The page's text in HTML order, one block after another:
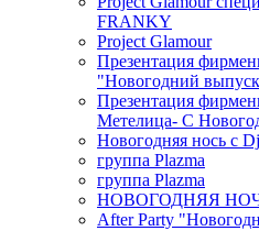
FRANKY
Project Glamour
Презентация
"Новогодний
Презентация
Метелица- С
Новогодняя нось с
группа Plazma
группа Plazma
НОВОГОДНЯЯ
After Party